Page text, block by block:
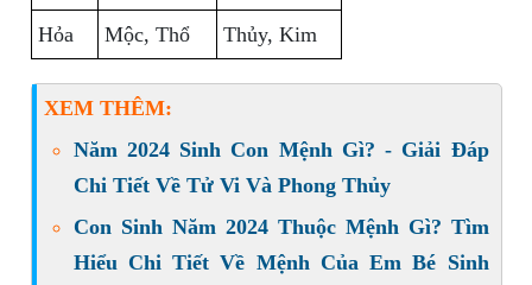
Hỏa Mộc, Thổ Thủy, Kim
XEM THÊM:
Năm 2024 Sinh Con Mệnh Gì? - Giải Đáp
Chi Tiết Về Tử Vi Và Phong Thủy
Con Sinh Năm 2024 Thuộc Mệnh Gì? Tìm
Hiểu Chi Tiết Về Mệnh Của Em Bé Sinh